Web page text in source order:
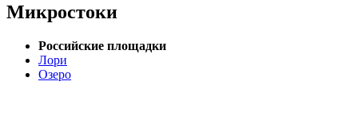
Микростоки
Российские площадки
Лори
Озеро